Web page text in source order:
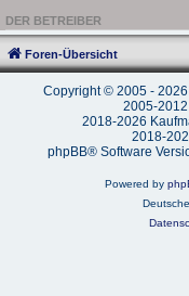
DER BETREIBER
Foren-Übersicht
Copyright © 2005 -
2005-
2018-2026
2018-
phpBB® Software
Powered by